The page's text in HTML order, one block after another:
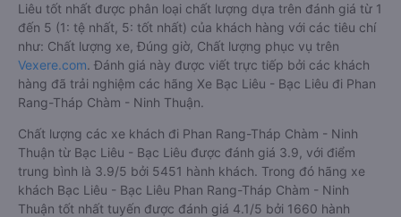
Liêu tốt nhất được phân loại chất lượng dựa trên đánh giá từ 1
đến 5 (1: tệ nhất, 5: tốt nhất) của khách hàng với các tiêu chí
như: Chất lượng xe, Đúng giờ, Chất lượng phục vụ trên
Vexere.com. Đánh giá này được viết trực tiếp bởi các khách
hàng đã trải nghiệm các hãng Xe Bạc Liêu - Bạc Liêu đi Phan
Rang-Tháp Chàm - Ninh Thuận.
Chất lượng các xe khách đi Phan Rang-Tháp Chàm - Ninh
Thuận từ Bạc Liêu - Bạc Liêu được đánh giá 3.9, với điểm
trung bình là 3.9/5 bởi 5451 hành khách. Trong đó hãng xe
khách Bạc Liêu - Bạc Liêu Phan Rang-Tháp Chàm - Ninh
Thuận tốt nhất tuyến được đánh giá 4.1/5 bởi 1660 hành